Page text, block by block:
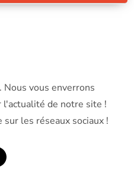
vous enverrons
de notre site !
les réseaux sociaux !